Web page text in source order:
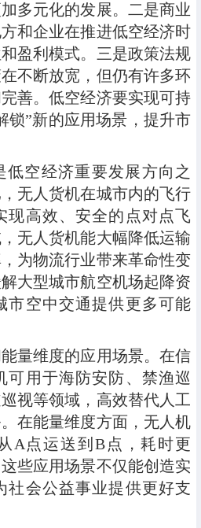
多元化的发展。二是商业
和企业在推进低空经济时
盈利模式。三是政策法规
不断放宽，但仍有许多环
善。低空经济要实现可持
锁”新的应用场景，提升市
低空经济重要发展方向之
无人货机在城市内的飞行
现高效、安全的点对点飞
无人货机能大幅降低运输
为物流行业带来革命性变
大型城市航空机场起降资
市空中交通提供更多可能
量维度的应用场景。在信
可用于海防安防、禁渔巡
视等领域，高效替代人工
在能量维度方面，无人机
A点运送到B点，耗时更
些应用场景不仅能创造实
社会公益事业提供更好支